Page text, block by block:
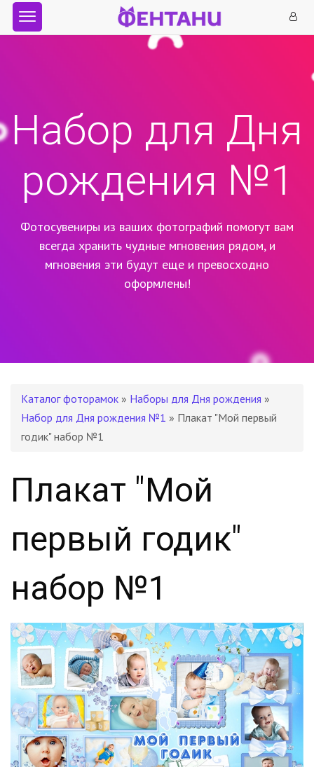
Набор для Дня
рождения №1
Фотосувениры из ваших фотографий помогут вам
всегда хранить чудные мгновения рядом, и
мгновения эти будут еще и превосходно
оформлены!
Каталог фоторамок » Наборы для Дня рождения »
Набор для Дня рождения №1 » Плакат "Мой первый
годик" набор №1
Плакат "Мой
первый годик"
набор №1